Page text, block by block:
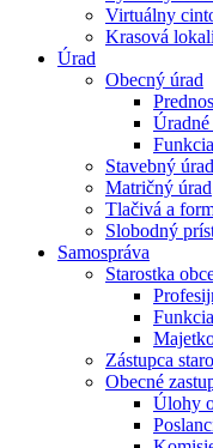
Virtuálny
Krasová
Úrad
Obecný úrad
Stavebný úrad
Matričný úrad
Tlačivá a
Slobodný
Samospráva
Starostka
Zástupca
Obecné
Úlohy